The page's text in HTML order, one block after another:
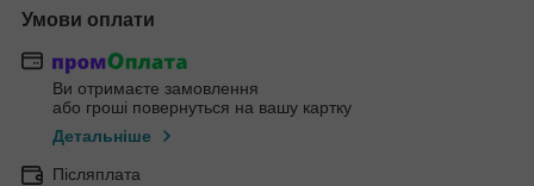
Умови оплати
Ви отримаєте замовлення
або гроші повернуться на вашу картку
Детальніше
Післяплата